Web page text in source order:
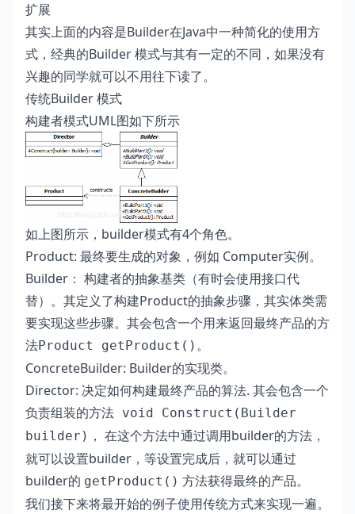
扩展
其实上面的内容是Builder在Java中一种简化的使用方
式，经典的Builder 模式与其有一定的不同，如果没有
兴趣的同学就可以不用往下读了。
传统Builder 模式
构建者模式UML图如下所示
如上图所示，builder模式有4个角色。
Product: 最终要生成的对象，例如 Computer实例。
Builder： 构建者的抽象基类（有时会使用接口代
替）。其定义了构建Product的抽象步骤，其实体类需
要实现这些步骤。其会包含一个用来返回最终产品的方
法Product getProduct() 。
ConcreteBuilder: Builder的实现类。
Director: 决定如何构建最终产品的算法. 其会包含一个
负责组装的方法 void Construct(Builder
builder) ， 在这个方法中通过调用builder的方法，
就可以设置builder，等设置完成后，就可以通过
builder的 getProduct() 方法获得最终的产品。
我们接下来将最开始的例子使用传统方式来实现一遍。